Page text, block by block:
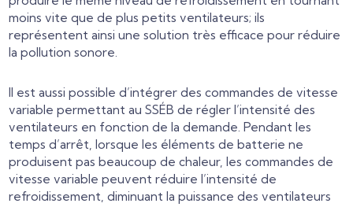
moins vite que de plus petits ventilateurs; ils
représentent ainsi une solution très efficace pour réduire
la pollution sonore.
Il est aussi possible d’intégrer des commandes de vitesse
variable permettant au SSÉB de régler l’intensité des
ventilateurs en fonction de la demande. Pendant les
temps d’arrêt, lorsque les éléments de batterie ne
produisent pas beaucoup de chaleur, les commandes de
vitesse variable peuvent réduire l’intensité de
refroidissement, diminuant la puissance des ventilateurs